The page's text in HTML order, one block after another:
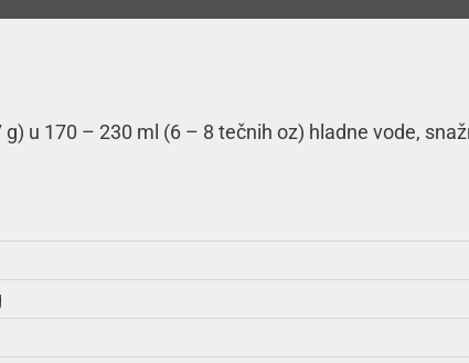
u 170 – 230 ml (6 – 8 tečnih oz) hladne vode,